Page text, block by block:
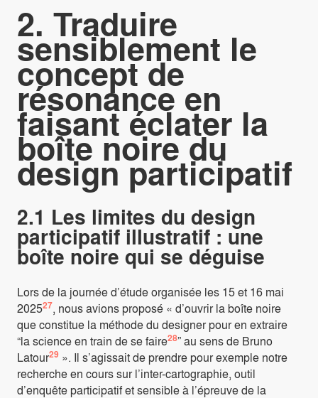
2. Traduire
sensiblement le
concept de
résonance en
faisant éclater la
boîte noire du
design participatif
2.1 Les limites du design
participatif illustratif : une
boîte noire qui se déguise
Lors de la journée d’étude organisée les 15 et 16 mai
202527, nous avions proposé « d’ouvrir la boîte noire
que constitue la méthode du designer pour en extraire
“la science en train de se faire28” au sens de Bruno
Latour29 ». Il s’agissait de prendre pour exemple notre
recherche en cours sur l’inter-cartographie, outil
d’enquête participatif et sensible à l’épreuve de la